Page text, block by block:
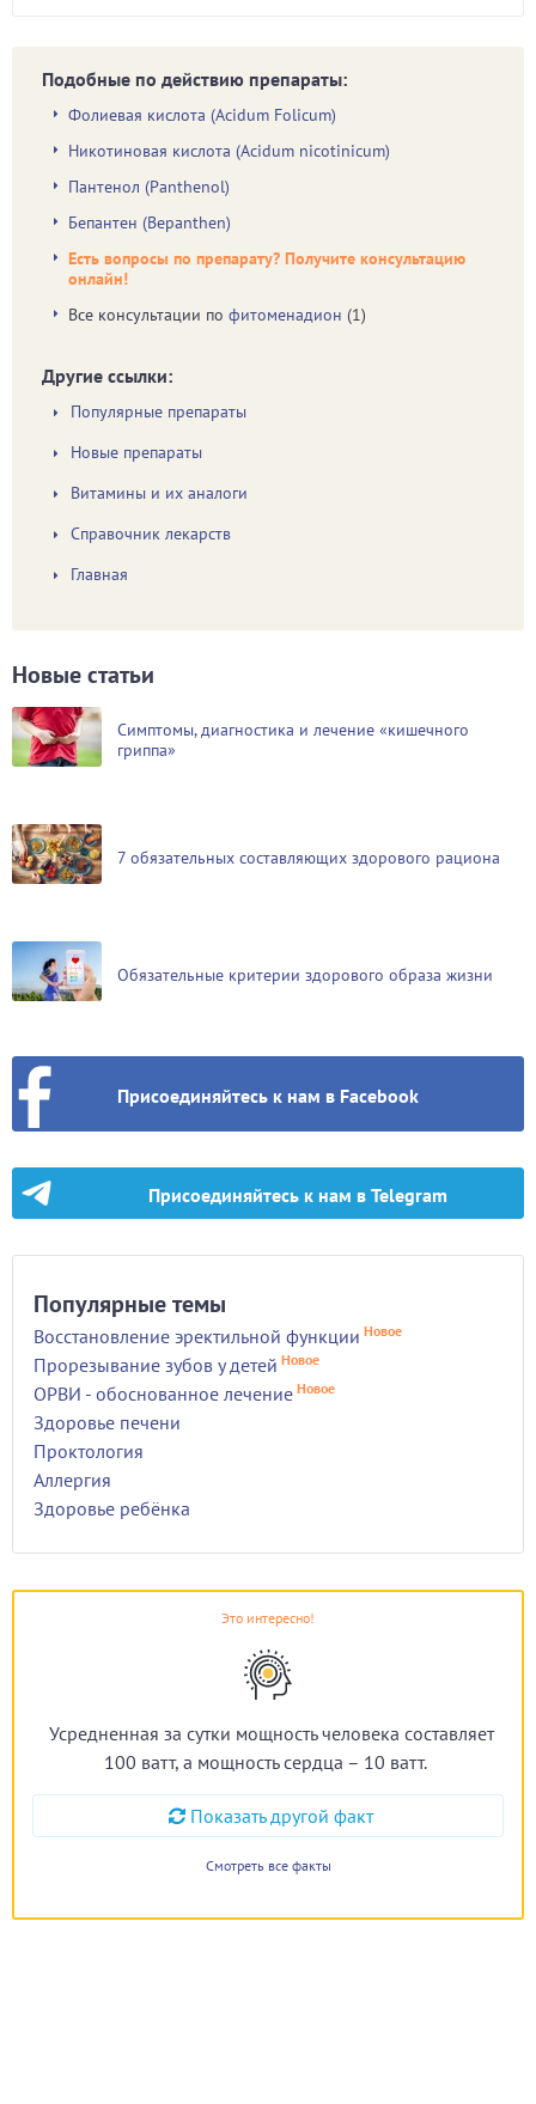
Подобные по действию препараты:
Фолиевая кислота (Acidum Folicum)
Никотиновая кислота (Acidum nicotinicum)
Пантенол (Panthenol)
Бепантен (Bepanthen)
Есть вопросы по препарату? Получите консультацию
онлайн!
Все консультации по фитоменадион (1)
Другие ссылки:
Популярные препараты
Новые препараты
Витамины и их аналоги
Справочник лекарств
Главная
Новые статьи
Симптомы, диагностика и лечение «кишечного
гриппа»
7 обязательных составляющих здорового рациона
Обязательные критерии здорового образа жизни
Присоединяйтесь к нам в Facebook
Присоединяйтесь к нам в Telegram
Популярные темы
Восстановление эректильной функции Новое
Прорезывание зубов у детей Новое
ОРВИ - обоснованное лечение Новое
Здоровье печени
Проктология
Аллергия
Здоровье ребёнка
Это интересно!
Усредненная за сутки мощность человека составляет
100 ватт, а мощность сердца – 10 ватт.
Показать другой факт
Смотреть все факты